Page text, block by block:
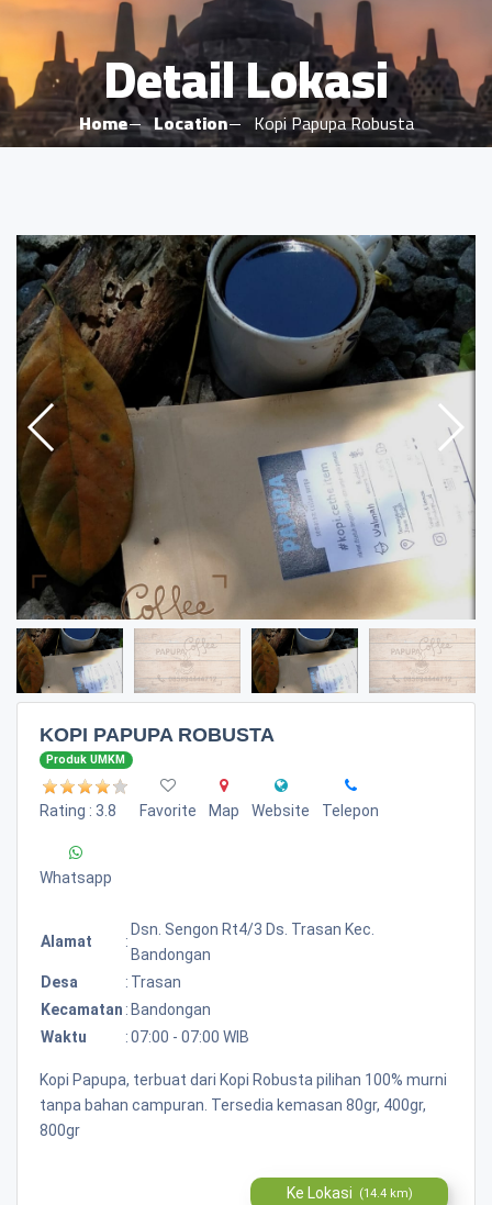
Detail Lokasi
Home Location Kopi Papupa Robusta
KOPI PAPUPA ROBUSTA
Produk UMKM
Rating : 3.8 Favorite Map Website Telepon
Whatsapp
Alamat :
Dsn. Sengon Rt4/3 Ds. Trasan Kec.
Bandongan
Desa
: Trasan
Kecamatan : Bandongan
Waktu
:07:00 - 07:00 WIB
Kopi Papupa, terbuat dari Kopi Robusta pilihan 100% murni
tanpa bahan campuran. Tersedia kemasan 80gr, 400gr,
800gr
Ke Lokasi (14.4 km)